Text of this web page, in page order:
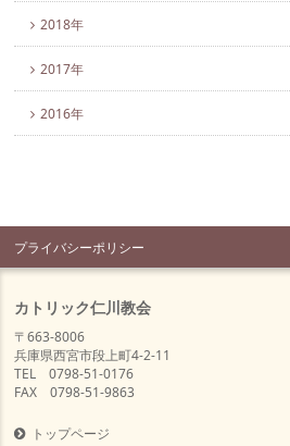
2018年
2017年
2016年
プライバシーポリシー
カトリック仁川教会
〒663-8006
兵庫県西宮市段上町4-2-11
TEL 0798-51-0176
FAX 0798-51-9863
トップページ